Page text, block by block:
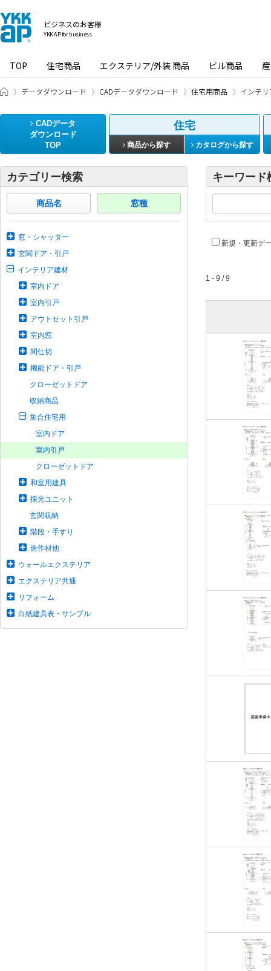
ビジネスのお客様
YKK AP for business
TOP 住宅商品 エクステリア/外装 商品 ビル商品
ビジネスのお客様 HOME
データダウンロード CADデータダウンロード 住宅用商品 インテ
CADデータ
ダウンロード
TOP
住宅
商品から探す カタログから探す
カテゴリー検索
商品名 窓種
窓・シャッター
玄関ドア・引戸
インテリア建材
室内ドア
室内引戸
アウトセット引戸
室内窓
間仕切
機能ドア・引戸
クローゼットドア
収納商品
集合住宅用
室内ドア
室内引戸
クローゼットドア
和室用建具
採光ユニット
玄関収納
階段・手すり
造作材他
ウォールエクステリア
エクステリア共通
リフォーム
白紙建具表・サンプル
キーワード
新規・更新デ
1 - 9 / 9